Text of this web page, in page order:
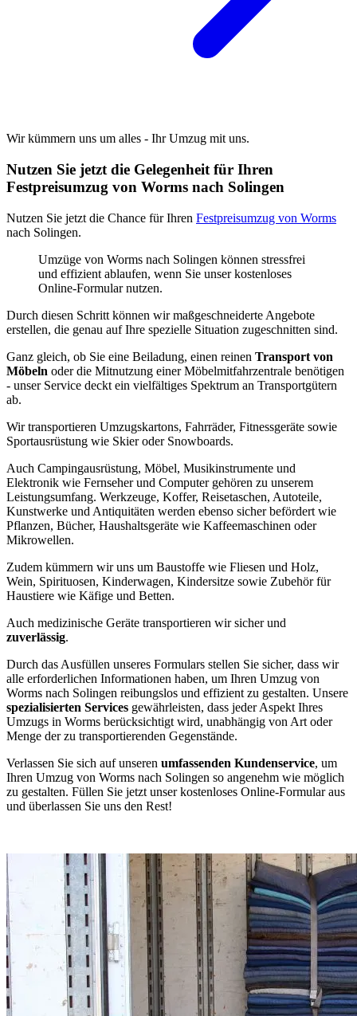
Wir kümmern uns um alles - Ihr Umzug mit uns.
Nutzen Sie jetzt die Gelegenheit für Ihren
Festpreisumzug von Worms nach Solingen
Nutzen Sie jetzt die Chance für Ihren Festpreisumzug von Worms
nach Solingen.
Umzüge von Worms nach Solingen können stressfrei
und effizient ablaufen, wenn Sie unser kostenloses
Online-Formular nutzen.
Durch diesen Schritt können wir maßgeschneiderte Angebote
erstellen, die genau auf Ihre spezielle Situation zugeschnitten sind.
Ganz gleich, ob Sie eine Beiladung, einen reinen Transport von
Möbeln oder die Mitnutzung einer Möbelmitfahrzentrale benötigen
- unser Service deckt ein vielfältiges Spektrum an Transportgütern
ab.
Wir transportieren Umzugskartons, Fahrräder, Fitnessgeräte sowie
Sportausrüstung wie Skier oder Snowboards.
Auch Campingausrüstung, Möbel, Musikinstrumente und
Elektronik wie Fernseher und Computer gehören zu unserem
Leistungsumfang. Werkzeuge, Koffer, Reisetaschen, Autoteile,
Kunstwerke und Antiquitäten werden ebenso sicher befördert wie
Pflanzen, Bücher, Haushaltsgeräte wie Kaffeemaschinen oder
Mikrowellen.
Zudem kümmern wir uns um Baustoffe wie Fliesen und Holz,
Wein, Spirituosen, Kinderwagen, Kindersitze sowie Zubehör für
Haustiere wie Käfige und Betten.
Auch medizinische Geräte transportieren wir sicher und
zuverlässig.
Durch das Ausfüllen unseres Formulars stellen Sie sicher, dass wir
alle erforderlichen Informationen haben, um Ihren Umzug von
Worms nach Solingen reibungslos und effizient zu gestalten. Unsere
spezialisierten Services gewährleisten, dass jeder Aspekt Ihres
Umzugs in Worms berücksichtigt wird, unabhängig von Art oder
Menge der zu transportierenden Gegenstände.
Verlassen Sie sich auf unseren umfassenden Kundenservice, um
Ihren Umzug von Worms nach Solingen so angenehm wie möglich
zu gestalten. Füllen Sie jetzt unser kostenloses Online-Formular aus
und überlassen Sie uns den Rest!